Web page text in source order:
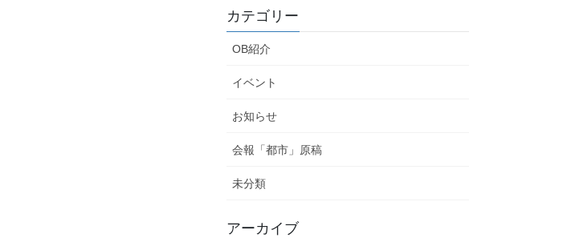
カテゴリー
OB紹介
イベント
お知らせ
会報「都市」原稿
未分類
アーカイブ